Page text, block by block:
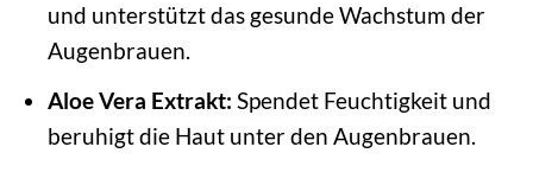
und unterstützt das gesunde Wachstum der
Augenbrauen.
Aloe Vera Extrakt: Spendet Feuchtigkeit und
beruhigt die Haut unter den Augenbrauen.